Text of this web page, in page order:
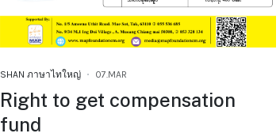
SHAN ภาษาไทใหญ่ 07.MAR
Right to get compensation
fund